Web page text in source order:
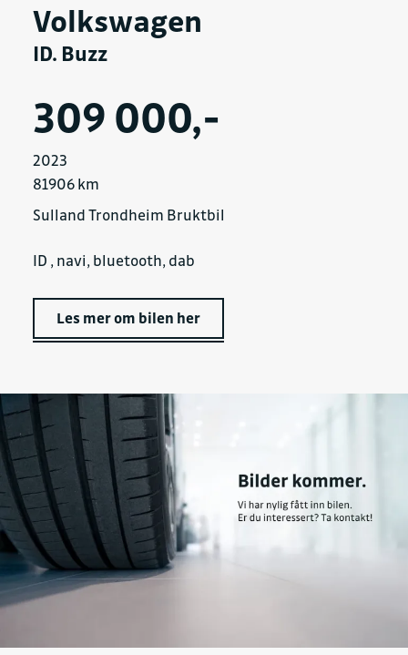
Volkswagen
ID. Buzz
309 000,-
2023
81906 km
Sulland Trondheim Bruktbil
ID , navi, bluetooth, dab
Les mer om bilen her